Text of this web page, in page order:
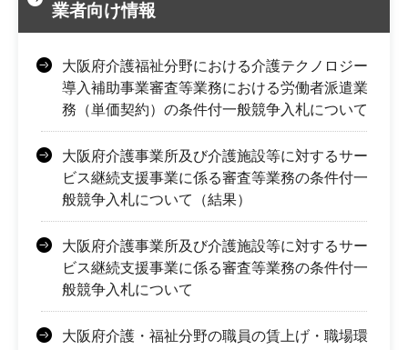
業者向け情報
大阪府介護福祉分野における介護テクノロジー
導入補助事業審査等業務における労働者派遣業
務（単価契約）の条件付一般競争入札について
大阪府介護事業所及び介護施設等に対するサー
ビス継続支援事業に係る審査等業務の条件付一
般競争入札について（結果）
大阪府介護事業所及び介護施設等に対するサー
ビス継続支援事業に係る審査等業務の条件付一
般競争入札について
大阪府介護・福祉分野の職員の賃上げ・職場環